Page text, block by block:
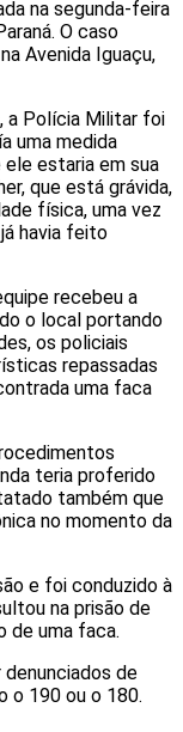
na segunda-feira
O caso
Avenida Iguaçu,
a Polícia Militar foi
uma medida
estaria em sua
que está grávida,
física, uma vez
havia feito
recebeu a
o local portando
os policiais
repassadas
uma faca
teria proferido
também que
no momento da
e foi conduzido à
na prisão de
de uma faca.
de
o 190 ou o 180.